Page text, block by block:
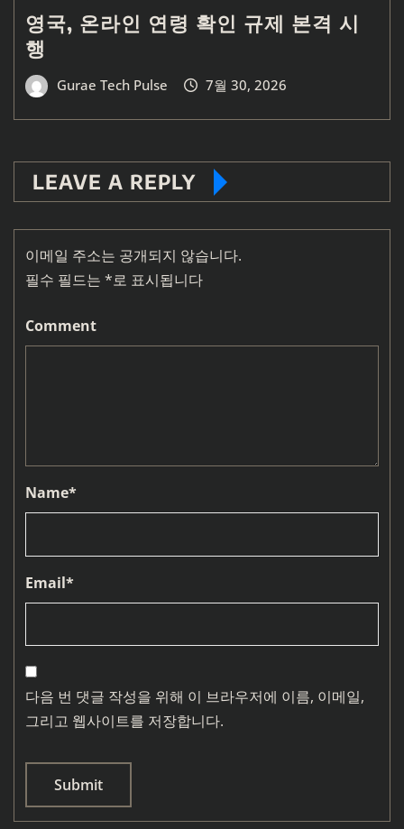
영국, 온라인 연령 확인 규제 본격 시
행
Gurae Tech Pulse 7월 30, 2026
LEAVE A REPLY
이메일 주소는 공개되지 않습니다.
필수 필드는 *로 표시됩니다
Comment
Name*
Email*
다음 번 댓글 작성을 위해 이 브라우저에 이름, 이메일,
그리고 웹사이트를 저장합니다.